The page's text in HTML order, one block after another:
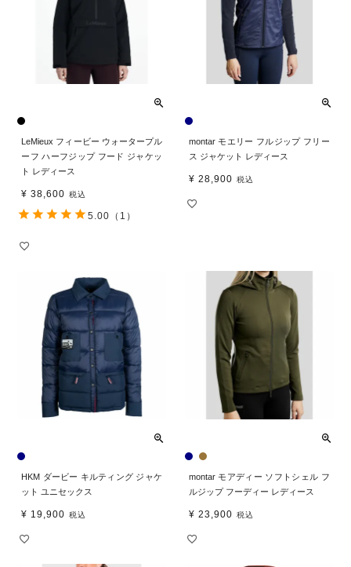
LeMieux フィービー ウォータープル
ーフ ハーフジップ フード ジャケッ
ト レディース
¥ 38,600 税込
5.00 （1）
montar モエリー フルジップ フリー
ス ジャケット レディース
¥ 28,900 税込
HKM ダービー キルティング ジャケ
ット ユニセックス
¥ 19,900 税込
montar モアディー ソフトシェル フ
ルジップ フーディー レディース
¥ 23,900 税込